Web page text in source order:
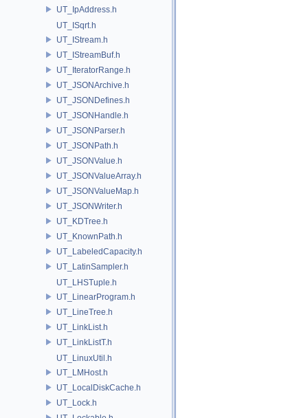
UT_IpAddress.h
UT_ISqrt.h
UT_IStream.h
UT_IStreamBuf.h
UT_IteratorRange.h
UT_JSONArchive.h
UT_JSONDefines.h
UT_JSONHandle.h
UT_JSONParser.h
UT_JSONPath.h
UT_JSONValue.h
UT_JSONValueArray.h
UT_JSONValueMap.h
UT_JSONWriter.h
UT_KDTree.h
UT_KnownPath.h
UT_LabeledCapacity.h
UT_LatinSampler.h
UT_LHSTuple.h
UT_LinearProgram.h
UT_LineTree.h
UT_LinkList.h
UT_LinkListT.h
UT_LinuxUtil.h
UT_LMHost.h
UT_LocalDiskCache.h
UT_Lock.h